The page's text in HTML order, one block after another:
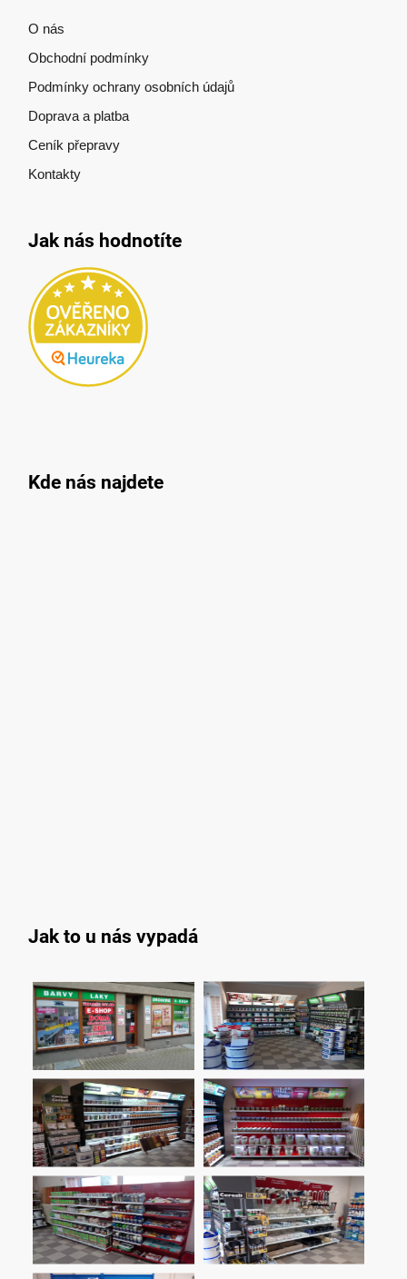
O nás
Obchodní podmínky
Podmínky ochrany osobních údajů
Doprava a platba
Ceník přepravy
Kontakty
Jak nás hodnotíte
Kde nás najdete
Jak to u nás vypadá